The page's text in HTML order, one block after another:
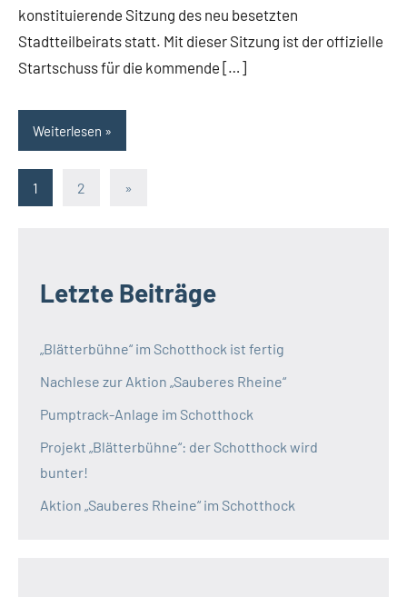
konstituierende Sitzung des neu besetzten
Stadtteilbeirats statt. Mit dieser Sitzung ist der offizielle
Startschuss für die kommende […]
Weiterlesen
Seitennummerierung
1 2
Nächste
»
Letzte Beiträge
„Blätterbühne“ im Schotthock ist fertig
Nachlese zur Aktion „Sauberes Rheine“
Pumptrack-Anlage im Schotthock
Projekt „Blätterbühne“: der Schotthock wird
bunter!
Aktion „Sauberes Rheine“ im Schotthock